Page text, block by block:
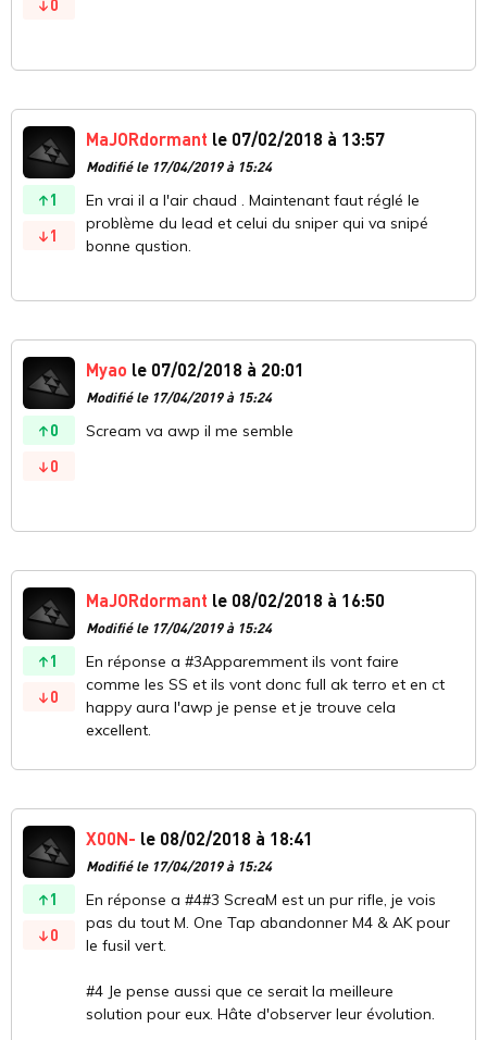
0
1
1
MaJORdormant le 07/02/2018 à 13:57
Modifié le 17/04/2019 à 15:24
En vrai il a l'air chaud . Maintenant faut réglé le
problème du lead et celui du sniper qui va snipé
bonne qustion.
0
0
Myao le 07/02/2018 à 20:01
Modifié le 17/04/2019 à 15:24
Scream va awp il me semble
1
0
MaJORdormant le 08/02/2018 à 16:50
Modifié le 17/04/2019 à 15:24
En réponse a #3Apparemment ils vont faire
comme les SS et ils vont donc full ak terro et en ct
happy aura l'awp je pense et je trouve cela
excellent.
1
0
X00N- le 08/02/2018 à 18:41
Modifié le 17/04/2019 à 15:24
En réponse a #4#3 ScreaM est un pur rifle, je vois
pas du tout M. One Tap abandonner M4 & AK pour
le fusil vert.
#4 Je pense aussi que ce serait la meilleure
solution pour eux. Hâte d'observer leur évolution.